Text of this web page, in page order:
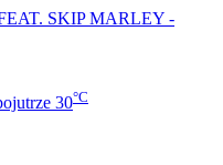
SKIP MARLEY -
30°C